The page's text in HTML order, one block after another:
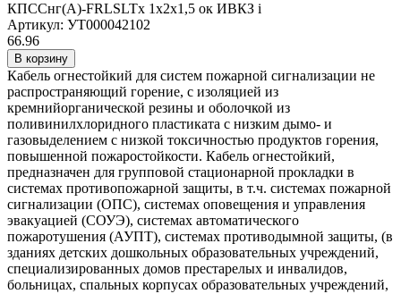
КПССнг(А)-FRLSLTx 1х2х1,5 ок ИВКЗ i
Артикул: УТ000042102
66.96
В корзину
Кабель огнестойкий для систем пожарной сигнализации не
распространяющий горение, с изоляцией из
кремнийорганической резины и оболочкой из
поливинилхлоридного пластиката с низким дымо- и
газовыделением с низкой токсичностью продуктов горения,
повышенной пожаростойкости. Кабель огнестойкий,
предназначен для групповой стационарной прокладки в
системах противопожарной защиты, в т.ч. системах пожарной
сигнализации (ОПС), системах оповещения и управления
эвакуацией (СОУЭ), системах автоматического
пожаротушения (АУПТ), системах противодымной защиты, (в
зданиях детских дошкольных образовательных учреждений,
специализированных домов престарелых и инвалидов,
больницах, спальных корпусах образовательных учреждений,